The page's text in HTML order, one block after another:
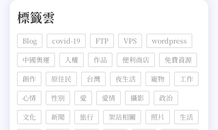
標籤雲
Blog covid-19 FTP VPS
wordpress
中國奧運
人權 作品 便利商店
免費資源
創作
原住民 台灣 夜生活 寵物
工作
心情
性別 愛 愛情 攝影
政治
文化
新聞 旅行 架站相關 照片
生活